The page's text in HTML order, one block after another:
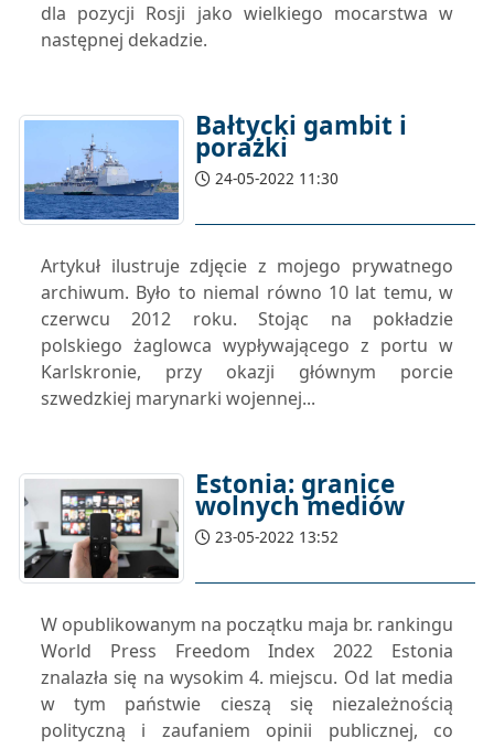
dla pozycji Rosji jako wielkiego mocarstwa w
następnej dekadzie.
Bałtycki gambit i
porażki
24-05-2022 11:30
Artykuł ilustruje zdjęcie z mojego prywatnego
archiwum. Było to niemal równo 10 lat temu, w
czerwcu 2012 roku. Stojąc na pokładzie
polskiego żaglowca wypływającego z portu w
Karlskronie, przy okazji głównym porcie
szwedzkiej marynarki wojennej...
Estonia: granice
wolnych mediów
23-05-2022 13:52
W opublikowanym na początku maja br. rankingu
World Press Freedom Index 2022 Estonia
znalazła się na wysokim 4. miejscu. Od lat media
w tym państwie cieszą się niezależnością
polityczną i zaufaniem opinii publicznej, co